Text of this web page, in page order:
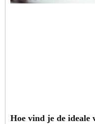
Hoe vind je de ideale